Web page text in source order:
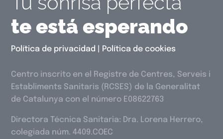
te está esperando
Política de privacidad Política de cookies
Centro inscrito en el Registre de Centres, Serveis i
Establiments Sanitaris (RCSES) de la Generalitat
de Catalunya con el número E08622763
Directora Técnica Sanitaria: Dra. Lorena Herrero,
colegiada núm. 4409.COEC